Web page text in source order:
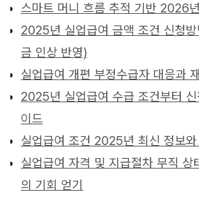
스마트 머니 흐름 추적 기반 2026
2025년 실업급여 금액 조건 신청
금 인상 반영)
실업급여 개편 부정수급자 대응과
2025년 실업급여 수급 조건부터
이드
실업급여 조건 2025년 최신 정보와
실업급여 자격 및 지급절차 무직 상
의 기회 얻기